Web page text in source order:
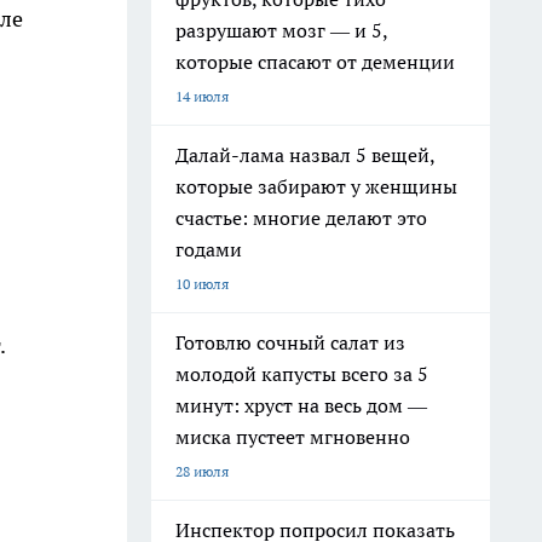
разрушают мозг — и 5,
которые спасают от деменции
14 июля
Далай-лама назвал 5 вещей,
которые забирают у женщины
счастье: многие делают это
годами
10 июля
Готовлю сочный салат из
молодой капусты всего за 5
минут: хруст на весь дом —
миска пустеет мгновенно
28 июля
Инспектор попросил показать